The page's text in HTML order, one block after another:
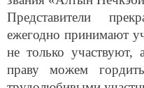
Представители
ежегодно принимают
не только
праву можем
трудолюбивыми